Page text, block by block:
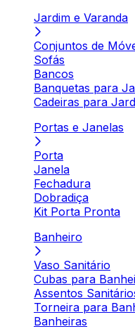
Jardim e Varanda
Conjuntos de
Sofás
Bancos
Banquetas para
Cadeiras para
Portas e Janelas
Porta
Janela
Fechadura
Dobradiça
Kit Porta Pronta
Banheiro
Vaso Sanitário
Cubas para
Assentos
Torneira para
Banheiras